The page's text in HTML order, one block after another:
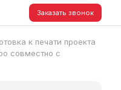
Заказать звонок
к печати проекта
совместно с